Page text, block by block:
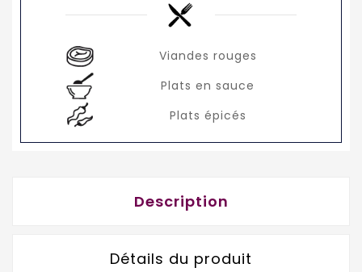
Viandes rouges
Plats en sauce
Plats épicés
Description
Détails du produit